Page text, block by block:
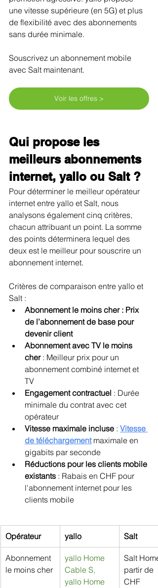
une vitesse supérieure (en 5G) et plus
de flexibilité avec des abonnements
sans durée minimale.
Souscrivez un abonnement mobile
avec Salt maintenant.
Voir les offres >
Qui propose les
meilleurs abonnements
internet, yallo ou Salt ?
Pour déterminer le meilleur opérateur
internet entre yallo et Salt, nous
analysons également cinq critères,
chacun attribuant un point. La somme
des points déterminera lequel des
deux est le meilleur pour souscrire un
abonnement internet.
Critères de comparaison entre yallo et
Salt :
Abonnement le moins cher : Prix
de l’abonnement de base pour
devenir client
Abonnement avec TV le moins
cher : Meilleur prix pour un
abonnement combiné internet et
TV
Engagement contractuel : Durée
minimale du contrat avec cet
opérateur
Vitesse maximale incluse : Vitesse
de téléchargement maximale en
gigabits par seconde
Réductions pour les clients mobile
existants : Rabais en CHF pour
l'abonnement internet pour les
clients mobile
Opérateur yallo Salt
Abonnement
le moins cher
yallo Home
Cable S,
yallo Home
Salt
partir de
CHF